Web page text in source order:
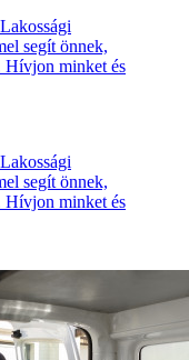
segít önnek,
Hívjon minket és
segít önnek,
Hívjon minket és